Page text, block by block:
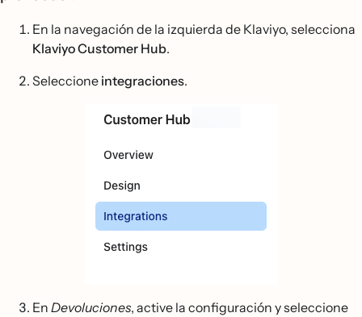
En la navegación de la izquierda de Klaviyo, selecciona
Klaviyo Customer Hub.
Seleccione integraciones.
En Devoluciones, active la configuración y seleccione